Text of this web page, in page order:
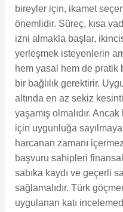
bireyler için, ikamet
önemlidir. Süreç, kısa
izni almakla başlar,
yerleşmek isteyenlerin
hem yasal hem de pratik
bir bağlılık gerektirir.
altında en az sekiz
yaşamış olmalıdır.
için uygunluğa
harcanan zamanı
başvuru sahipleri
sabıka kaydı ve geçerli
sağlamalıdır. Türk
uygulanan katı